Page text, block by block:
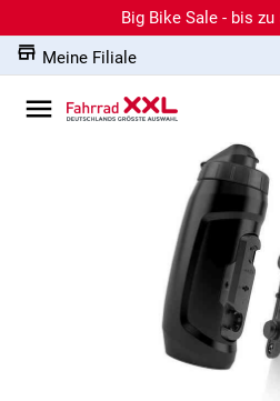
Big Bike Sale - bis zu
Meine Filiale